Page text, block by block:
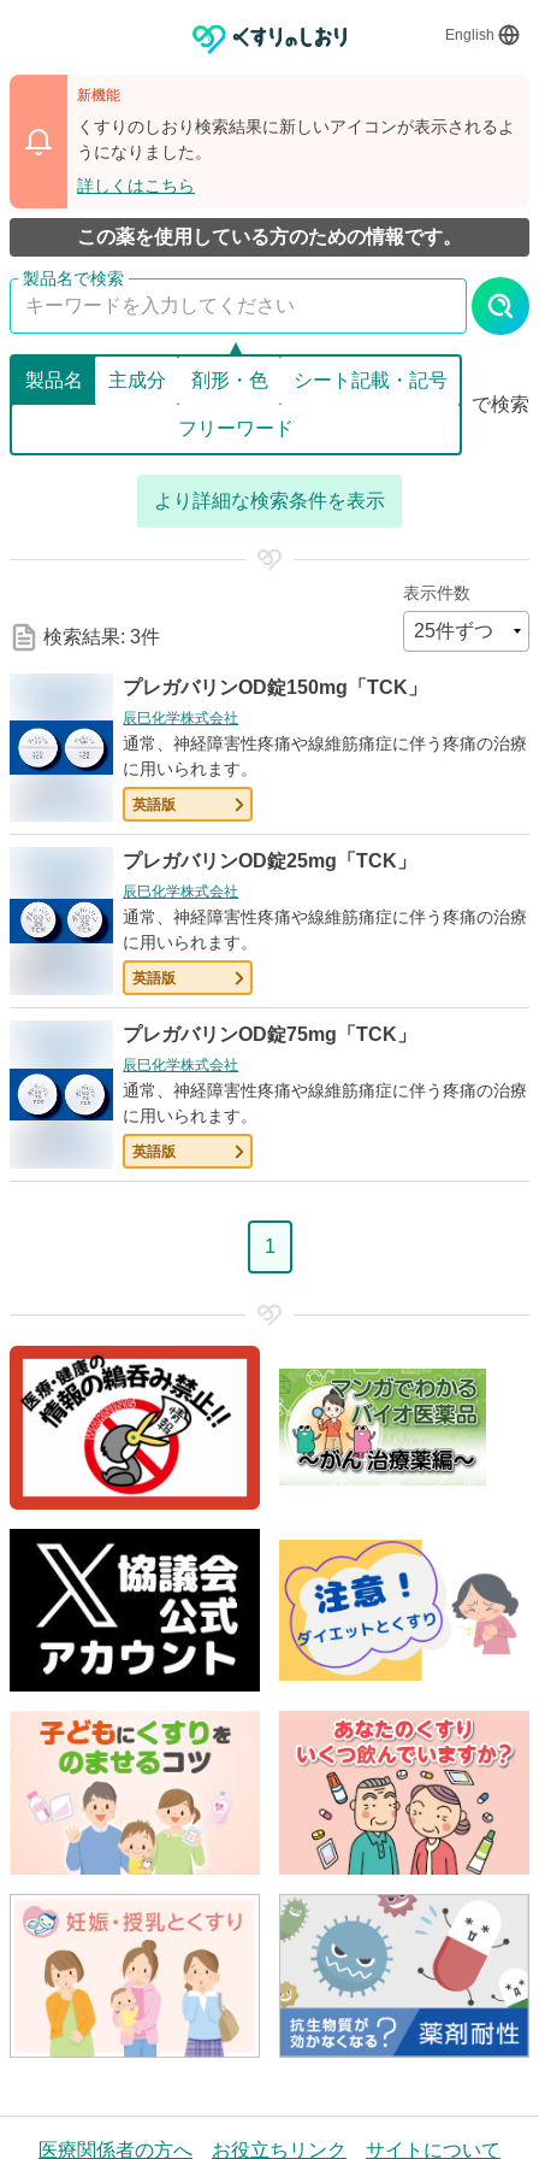
English
新機能
くすりのしおり検索結果に新しいアイコンが表示されるよ
うになりました。
詳しくはこちら
この薬を使用している方のための情報です。
製品名 主成分 剤形・色 シート記載・記号
フリーワード
で検索
な
索
条
より詳細な検索条件を表示
検索結果: 3件
表示件数
プレガバリンOD錠150mg「TCK」
辰巳化学株式会社
通常、神経障害性疼痛や線維筋痛症に伴う疼痛の治療
に用いられます。
英語版
プレガバリンOD錠25mg「TCK」
辰巳化学株式会社
通常、神経障害性疼痛や線維筋痛症に伴う疼痛の治療
に用いられます。
英語版
プレガバリンOD錠75mg「TCK」
辰巳化学株式会社
通常、神経障害性疼痛や線維筋痛症に伴う疼痛の治療
に用いられます。
英語版
ペ
1
医療関係者の方へ お役立ちリンク サイトについて